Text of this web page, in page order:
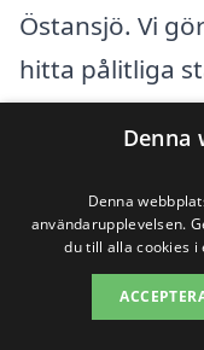
Östansjö. Vi
hitta pålitliga
erbjudandena
Tveka inte att
ta det första
miljö efter
Få 3
Denna
Denna
användarupplevelsen.
du till alla cookies i